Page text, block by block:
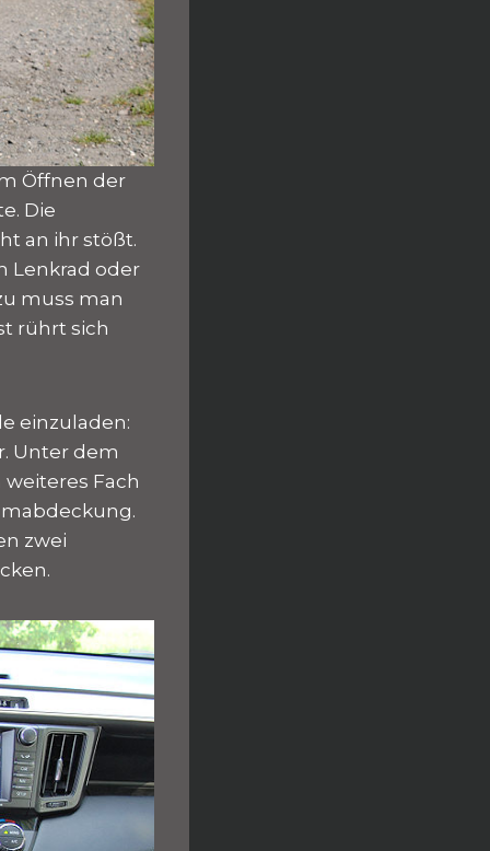
Öffnen der
Die
an ihr stößt.
Lenkrad oder
muss man
rührt sich
einzuladen:
Unter dem
Fach
zwei